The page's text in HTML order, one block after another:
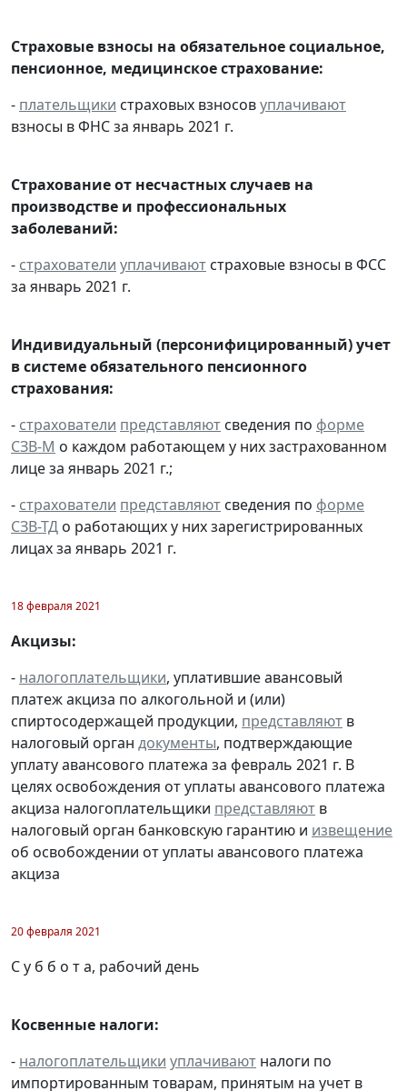
Страховые взносы на обязательное социальное,
пенсионное, медицинское страхование:
- плательщики страховых взносовуплачивают
взносы в ФНС за январь 2021 г.
Страхование от несчастных случаев на
производстве и профессиональных
заболеваний:
- страхователи уплачивают страховые взносы в ФСС
за январь 2021 г.
Индивидуальный (персонифицированный) учет
в системе обязательного пенсионного
страхования:
- страхователи представляют сведения по форме
СЗВ-М о каждом работающем у них застрахованном
лице за январь 2021 г.;
- страхователи представляют сведения по форме
СЗВ-ТД о работающих у них зарегистрированных
лицах за январь 2021 г.
18 февраля 2021
Акцизы:
- налогоплательщики, уплатившие авансовый
платеж акциза по алкогольной и (или)
спиртосодержащей продукции, представляют в
налоговый орган документы, подтверждающие
уплату авансового платежа за февраль 2021 г. В
целях освобождения от уплаты авансового платежа
акциза налогоплательщики представляют в
налоговый орган банковскую гарантию и извещение
об освобождении от уплаты авансового платежа
акциза
20 февраля 2021
С у б б о т а, рабочий день
Косвенные налоги:
- налогоплательщики уплачивают налоги по
импортированным товарам, принятым на учет в